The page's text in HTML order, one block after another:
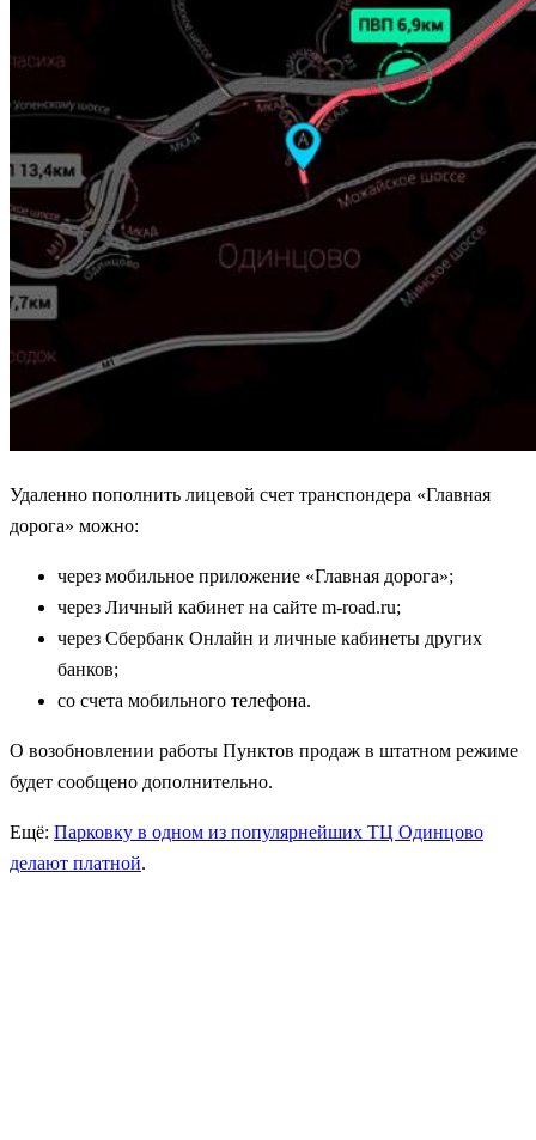
Удаленно пополнить лицевой счет транспондера «Главная
дорога» можно:
через мобильное приложение «Главная дорога»;
через Личный кабинет на сайте m-road.ru;
через Сбербанк Онлайн и личные кабинеты других
банков;
со счета мобильного телефона.
О возобновлении работы Пунктов продаж в штатном режиме
будет сообщено дополнительно.
Ещё: Парковку в одном из популярнейших ТЦ Одинцово
делают платной.